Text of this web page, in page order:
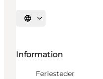
Vælg sprog
Information
Feriesteder